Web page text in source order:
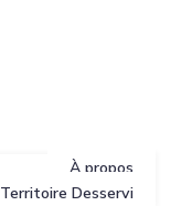
À propos
Territoire Desservi